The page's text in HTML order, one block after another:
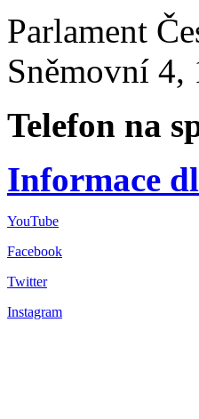
Parlament
Sněmovní 4,
Telefon na
Informace
YouTube
Facebook
Twitter
Instagram